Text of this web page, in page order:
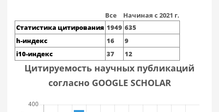
Все
Начиная с 2021 г.
Статистика цитирования 1949 635
h-индекс
16
9
i10-индекс
37 12
Цитируемость научных публикаций
согласно GOOGLE SCHOLAR